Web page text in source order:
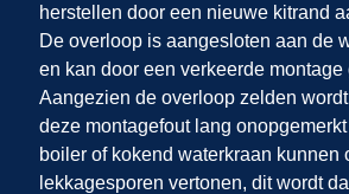
herstellen door een nieuwe kitrand
De overloop is aangesloten aan de
en kan door een verkeerde montage
Aangezien de overloop zelden
deze montagefout lang
boiler of kokend waterkraan kunnen
lekkagesporen vertonen, dit wordt